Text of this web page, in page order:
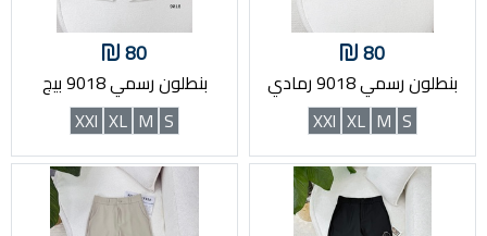
80
بنطلون رسمي 9018 رمادي
S
M
XL
XXl
80
بنطلون رسمي 9018 بيج
S
M
XL
XXl